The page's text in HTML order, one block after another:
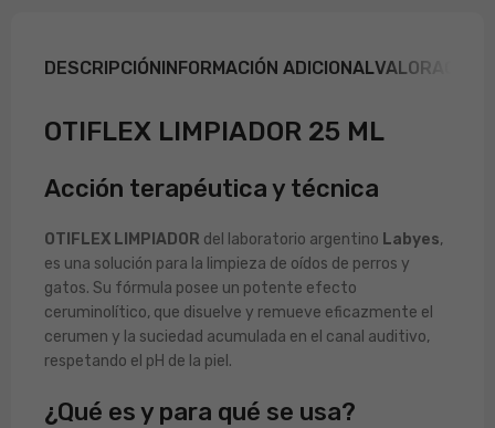
DESCRIPCIÓNINFORMACIÓN ADICIONAL
OTIFLEX LIMPIADOR 25 ML
Acción terapéutica y técnica
OTIFLEX LIMPIADOR del laboratorio argentino Labyes,
es una solución para la limpieza de oídos de perros y
gatos. Su fórmula posee un potente efecto
ceruminolítico, que disuelve y remueve eficazmente el
cerumen y la suciedad acumulada en el canal auditivo,
respetando el pH de la piel.
¿Qué es y para qué se usa?